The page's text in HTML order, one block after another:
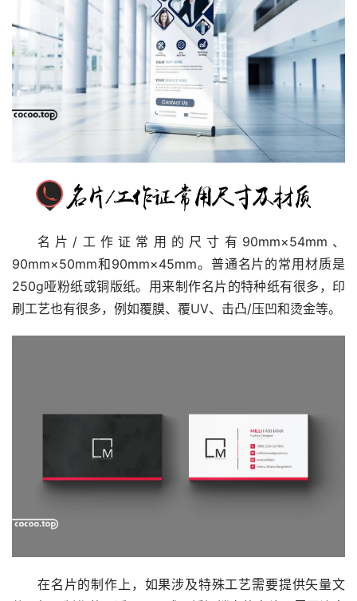
名片/工作证常用的尺寸有90mm×54mm、
90mm×50mm和90mm×45mm。普通名片的常用材质是
250g哑粉纸或铜版纸。用来制作名片的特种纸有很多，印
刷工艺也有很多，例如覆膜、覆UV、击凸/压凹和烫金等。
在名片的制作上，如果涉及特殊工艺需要提供矢量文